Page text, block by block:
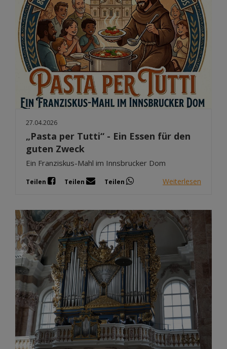
27.04.2026
„Pasta per Tutti“ - Ein Essen für den
guten Zweck
Ein Franziskus-Mahl im Innsbrucker Dom
Teilen Teilen Teilen Weiterlesen